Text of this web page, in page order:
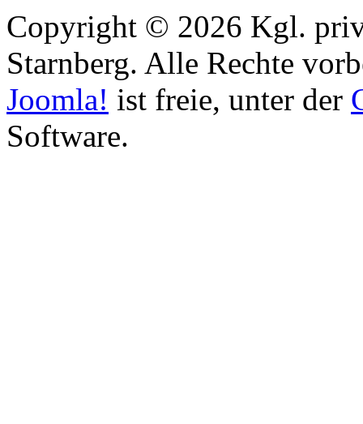
Copyright © 2026 Kgl.
Starnberg. Alle Rechte
Joomla! ist freie, unter der
Software.